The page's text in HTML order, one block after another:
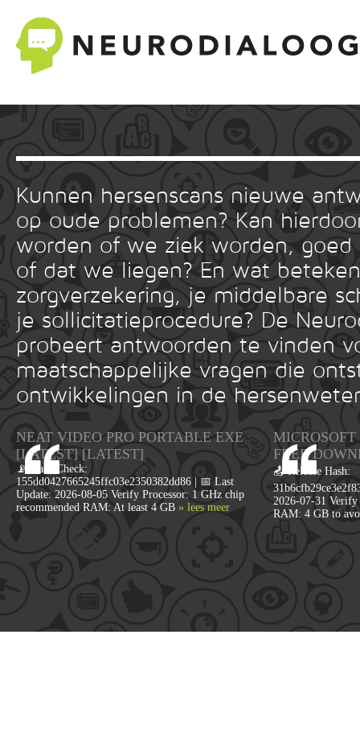
Kunnen hersenscans nieuwe
op oude problemen? Kan
worden of we ziek worden, goed
of dat we liegen? En wat
zorgverzekering, je middelbare
je sollicitatieprocedure? De
probeert antwoorden te vinden
maatschappelijke vragen die
ontwikkelingen in de
NEAT VIDEO PRO PORTABLE EXE
[LATEST] [LATEST]
📡 Hash Check:
155dd0427665245ffc03e2350382dd86 | 📅 Last
Update: 2026-08-05 Verify Processor: 1 GHz chip
recommended RAM: At least 4 GB » lees meer
MICROSOFT
FRЕЕ
📤 Release Hash:
2026-07-31 Verify
RAM: 4 GB to